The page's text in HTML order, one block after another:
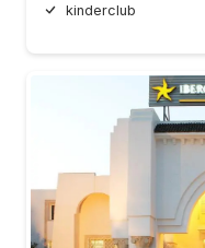
kinderclub